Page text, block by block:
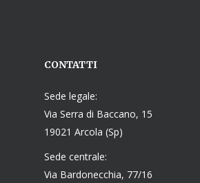
CONTATTI
Sede legale:
Via Serra di Baccano, 15
19021 Arcola (Sp)
Sede centrale:
Via Bardonecchia, 77/16